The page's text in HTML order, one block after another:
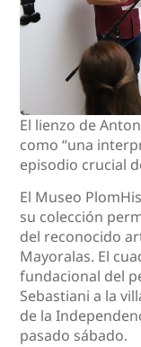
El lienzo de
como “una
episodio crucial
El Museo
su colección
del reconocido
Mayoralas. El
fundacional del
Sebastiani a la
de la
pasado sábado.